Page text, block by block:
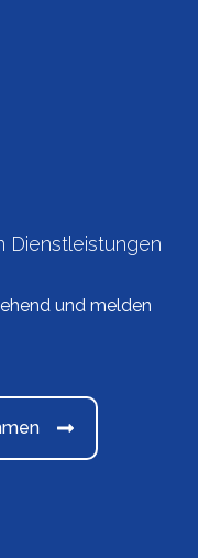
Dienstleistungen
und melden